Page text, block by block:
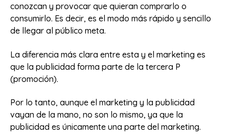
conozcan y provocar que quieran comprarlo o
consumirlo. Es decir, es el modo más rápido y sencillo
de llegar al público meta.
La diferencia más clara entre esta y el marketing es
que la publicidad forma parte de la tercera P
(promoción).
Por lo tanto, aunque el marketing y la publicidad
vayan de la mano, no son lo mismo, ya que la
publicidad es únicamente una parte del marketing.